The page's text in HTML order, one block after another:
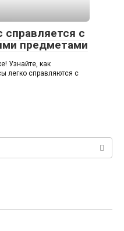
справляется с
предметами
Узнайте, как
легко справляются с